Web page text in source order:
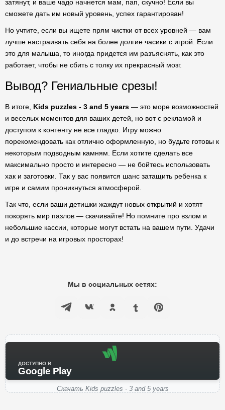
затянут, и ваше чадо начнется мам, пап, скучно! Если вы
сможете дать им новый уровень, успех гарантирован!
Но учтите, если вы ищете прям чистки от всех уровней — вам
лучше настраивать себя на более долгие часики с игрой. Если
это для малыша, то иногда придется им разъяснять, как это
работает, чтобы не сбить с толку их прекрасный мозг.
Вывод? Гениальные срезы!
В итоге, Kids puzzles - 3 and 5 years — это море возможностей
и веселых моментов для ваших детей, но вот с рекламой и
доступом к контенту не все гладко. Игру можно
порекомендовать как отлично оформленную, но будьте готовы к
некоторым подводным камням. Если хотите сделать все
максимально просто и интересно — не бойтесь использовать
хак и заготовки. Так у вас появится шанс затащить ребенка к
игре и самим проникнуться атмосферой.
Так что, если ваши детишки жаждут новых открытий и хотят
покорять мир пазлов — скачивайте! Но помните про взлом и
небольшие кассии, которые могут встать на вашем пути. Удачи
и до встречи на игровых просторах!
Мы в социальных сетях:
ДОСТУПНО В
Google Play
Скачать Kids puzzles - 3 and 5 years